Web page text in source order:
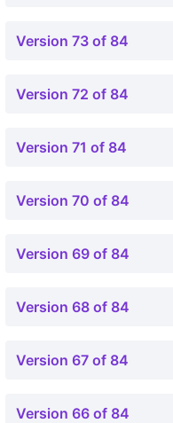
Version 73 of 84
Version 72 of 84
Version 71 of 84
Version 70 of 84
Version 69 of 84
Version 68 of 84
Version 67 of 84
Version 66 of 84